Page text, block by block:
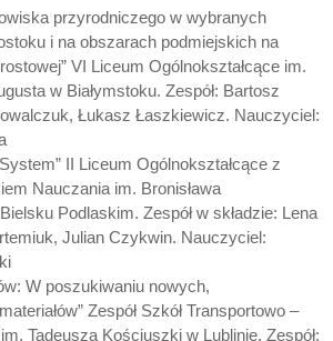
przyrodniczego w wybranych
i na obszarach podmiejskich na
VI Liceum Ogólnokształcące im.
w Białymstoku. Zespół: Bartosz
Łukasz Łaszkiewicz. Nauczyciel:
II Liceum Ogólnokształcące z
Nauczania im. Bronisława
Podlaskim. Zespół w składzie: Lena
Julian Czykwin. Nauczyciel:
W poszukiwaniu nowych,
Zespół Szkół Transportowo –
Tadeusza Kościuszki w Lublinie. Zespół: